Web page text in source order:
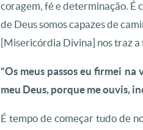
coragem, fé e determinação. É
de Deus somos capazes de
[Misericórdia Divina] nos traz a
“Os meus passos eu firmei na
meu Deus, porque me ouvis,
É tempo de começar tudo de